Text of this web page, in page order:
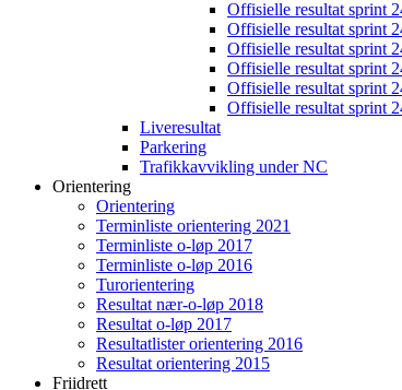
Offisielle resultat sprint
Offisielle resultat sprint
Offisielle resultat sprint
Offisielle resultat sprint
Offisielle resultat sprint
Offisielle resultat sprint
Liveresultat
Parkering
Trafikkavvikling under NC
Orientering
Orientering
Terminliste orientering 2021
Terminliste o-løp 2017
Terminliste o-løp 2016
Turorientering
Resultat nær-o-løp 2018
Resultat o-løp 2017
Resultatlister orientering 2016
Resultat orientering 2015
Friidrett